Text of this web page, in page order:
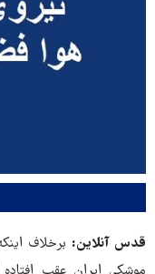
قدس آنلاین: